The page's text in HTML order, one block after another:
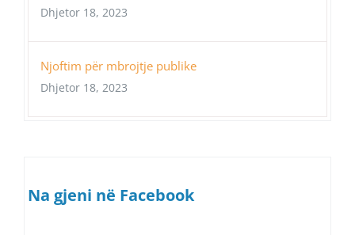
Dhjetor 18, 2023
Njoftim për mbrojtje publike
Dhjetor 18, 2023
Na gjeni në Facebook